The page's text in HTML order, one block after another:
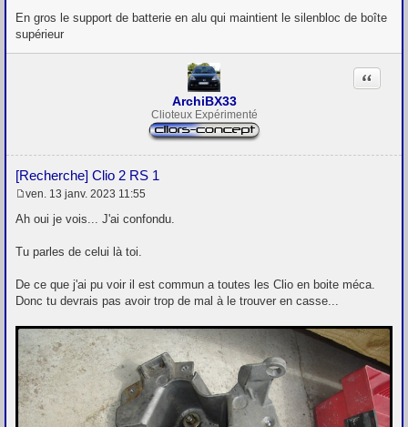
g
e
En gros le support de batterie en alu qui maintient le silenbloc de boîte
supérieur
ArchiBX33
Clioteux Expérimenté
[Recherche] Clio 2 RS 1
Citation
e
a
e
ven. 13 janv. 2023 11:55
Ah oui je vois... J'ai confondu.
Tu parles de celui là toi.
De ce que j'ai pu voir il est commun a toutes les Clio en boite méca.
Donc tu devrais pas avoir trop de mal à le trouver en casse...